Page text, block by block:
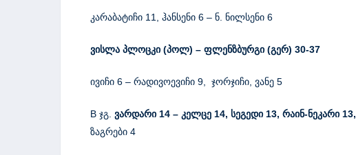
კარაბატიჩი 11, ჰანსენი 6 – ნ. ნილსენი 6
ვისლა პლოცკი (პოლ) – ფლენზბურგი (გერ) 30-37
ივიჩი 6 – რადივოევიჩი 9, ჯორჯიჩი, ვანე 5
B ჯგ. ვარდარი 14 – კელცე 14, სეგედი 13, რაინ-ნეკარი 13,
ზაგრები 4